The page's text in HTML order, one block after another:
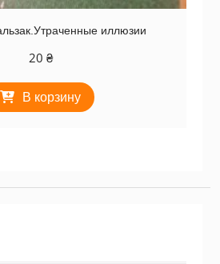
иллюзии
20 ₴
В корзину